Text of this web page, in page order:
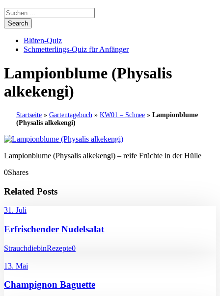
Blüten-Quiz
Schmetterlings-Quiz für Anfänger
Lampionblume (Physalis
alkekengi)
Startseite » Gartentagebuch » KW01 – Schnee » Lampionblume
(Physalis alkekengi)
Lampionblume (Physalis alkekengi) – reife Früchte in der Hülle
0Shares
Related Posts
31. Juli
Erfrischender Nudelsalat
StrauchdiebinRezepte0
13. Mai
Champignon Baguette